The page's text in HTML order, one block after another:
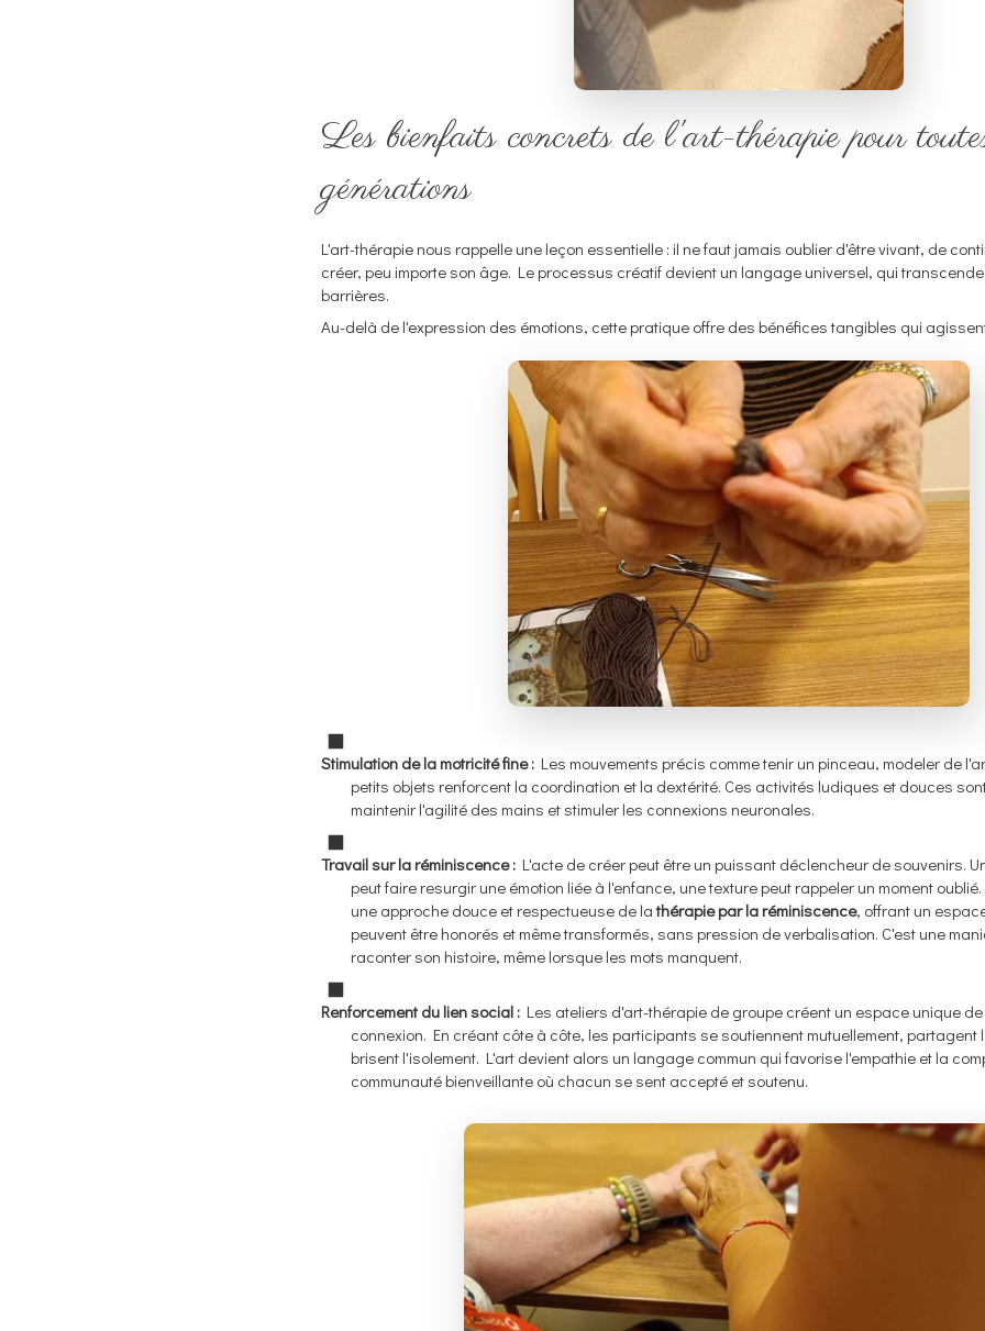
Les bienfaits concrets de l'art-thérapie pour
générations
L'art-thérapie nous rappelle une leçon essentielle : il ne faut jamais oublier d'être vivant, de
créer, peu importe son âge. Le processus créatif devient un langage universel, qui
barrières.
Au-delà de l'expression des émotions, cette pratique offre des bénéfices tangibles qui
Stimulation de la motricité fine : Les mouvements précis comme tenir un pinceau, modeler de
petits objets renforcent la coordination et la dextérité. Ces activités ludiques et douces
maintenir l'agilité des mains et stimuler les connexions neuronales.
Travail sur la réminiscence : L'acte de créer peut être un puissant déclencheur de souvenirs.
peut faire resurgir une émotion liée à l'enfance, une texture peut rappeler un moment
une approche douce et respectueuse de lathérapie par la réminiscence, offrant un
peuvent être honorés et même transformés, sans pression de verbalisation. C'est une
raconter son histoire, même lorsque les mots manquent.
Renforcement du lien social : Les ateliers d'art-thérapie de groupe créent un espace unique
connexion. En créant côte à côte, les participants se soutiennent mutuellement, partagent
brisent l'isolement. L'art devient alors un langage commun qui favorise l'empathie et la
communauté bienveillante où chacun se sent accepté et soutenu.